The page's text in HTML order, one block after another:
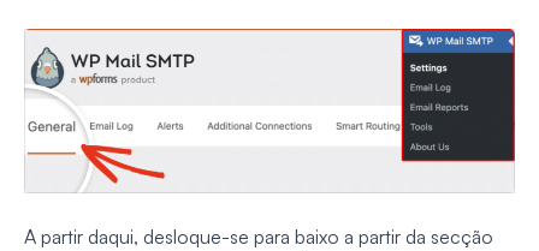
A partir daqui, desloque-se para baixo a partir da secção